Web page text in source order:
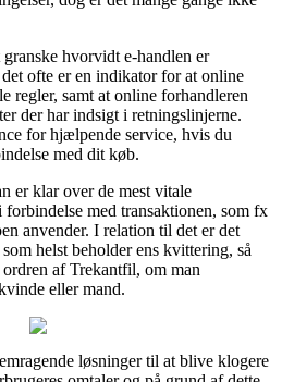
hvorvidt e-handlen er
ofte er en indikator for at online
regler, samt at online forhandleren
der har indsigt i retningslinjerne.
for hjælpende service, hvis du
med dit køb.
er klar over de mest vitale
med transaktionen, som fx
anvender. I relation til det er det
helst beholder ens kvittering, så
af Trekantfil, om man
eller mand.
løsninger til at blive klogere